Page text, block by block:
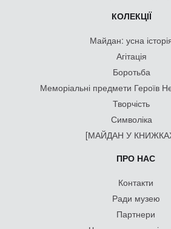
КОЛЕКЦІЇ
Майдан: усна
Агітація
Боротьба
Меморіальні предмети Героїв
Творчість
Символіка
[МАЙДАН У
ПРО НАС
Контакти
Ради музею
Партнери